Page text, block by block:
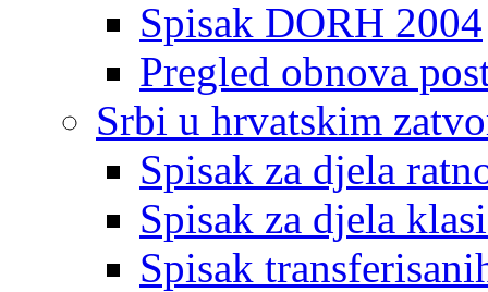
Spisak DORH 2004
Pregled obnova
Srbi u hrvatskim
Spisak za djela
Spisak za djela
Spisak